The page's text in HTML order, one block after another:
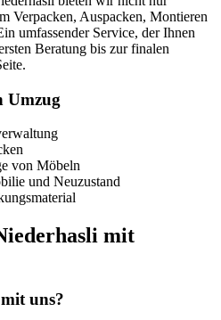
Verpacken, Auspacken, Montieren
umfassender Service, der Ihnen
Beratung bis zur finalen
Umzug
von Möbeln
und Neuzustand
mit
uns?